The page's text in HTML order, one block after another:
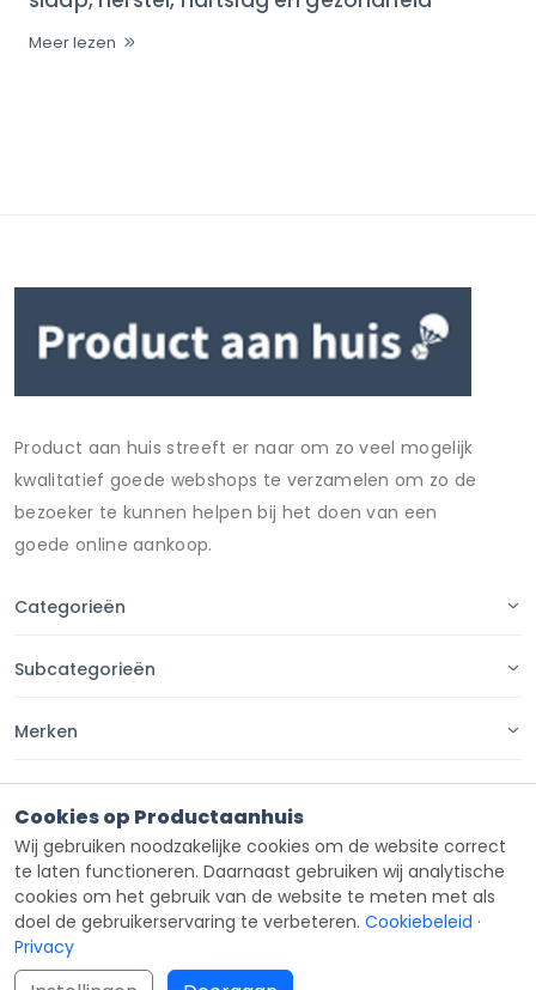
Meer lezen
Product aan huis streeft er naar om zo veel mogelijk
kwalitatief goede webshops te verzamelen om zo de
bezoeker te kunnen helpen bij het doen van een
goede online aankoop.
Categorieën
Subcategorieën
Merken
Contact
Cookies op Productaanhuis
Wij gebruiken noodzakelijke cookies om de website correct
te laten functioneren. Daarnaast gebruiken wij analytische
cookies om het gebruik van de website te meten met als
doel de gebruikerservaring te verbeteren. Cookiebeleid ·
Privacy